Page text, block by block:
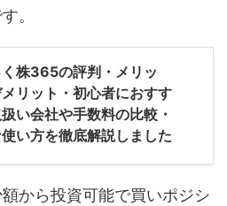
。
く株365の評判・メリッ
メリット・初心者におすす
い会社や手数料の比較・
い方を徹底解説しました
から投資可能で買いポジシ